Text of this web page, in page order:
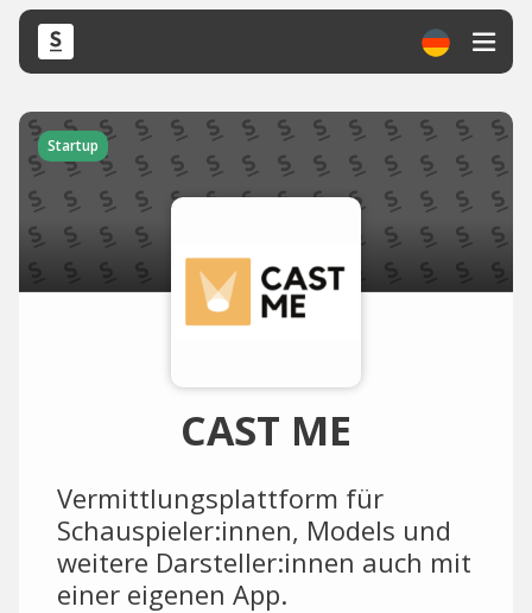
Startup
CAST ME
Vermittlungsplattform für
Schauspieler:innen, Models und
weitere Darsteller:innen auch mit
einer eigenen App.